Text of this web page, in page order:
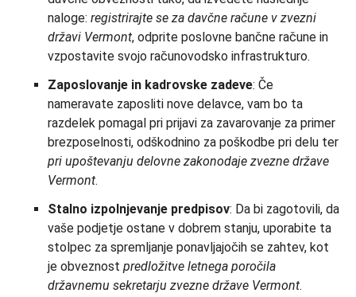
naloge: registrirajte se za davčne račune v zvezni
državi Vermont, odprite poslovne bančne račune in
vzpostavite svojo računovodsko infrastrukturo.
Zaposlovanje in kadrovske zadeve: Če
nameravate zaposliti nove delavce, vam bo ta
razdelek pomagal pri prijavi za zavarovanje za primer
brezposelnosti, odškodnino za poškodbe pri delu ter
pri upoštevanju delovne zakonodaje zvezne države
Vermont.
Stalno izpolnjevanje predpisov: Da bi zagotovili, da
vaše podjetje ostane v dobrem stanju, uporabite ta
stolpec za spremljanje ponavljajočih se zahtev, kot
je obveznost predložitve letnega poročila
državnemu sekretarju zvezne države Vermont.